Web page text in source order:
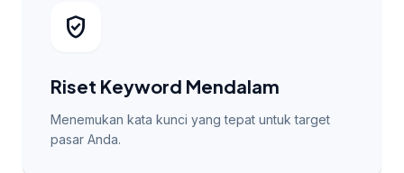
verified_user
Riset Keyword Mendalam
Menemukan kata kunci yang tepat untuk target
pasar Anda.